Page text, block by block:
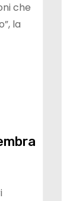
che
la